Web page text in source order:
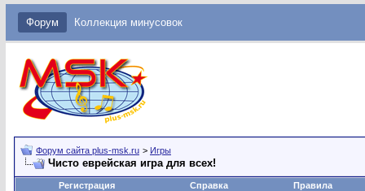
Форум Коллекция минусовок
Форум сайта plus-msk.ru > Игры
Чисто еврейская игра для всех!
Регистрация Справка Правила